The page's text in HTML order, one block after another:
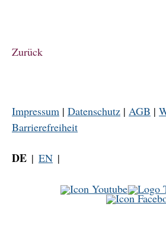
Zurück
Impressum | Datenschutz | AGB |
Barrierefreiheit
DE EN